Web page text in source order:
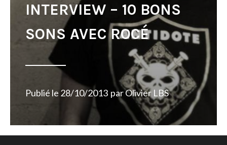
INTERVIEW – 10 BONS
SONS AVEC ROCÉ
Publié le 28/10/2013 parOlivier LBS